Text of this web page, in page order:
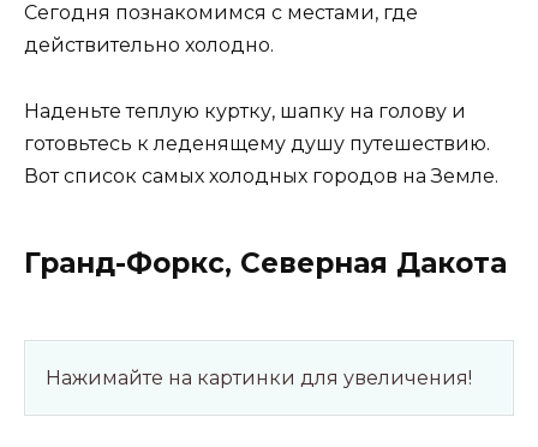
Сегодня познакомимся с местами, где
действительно холодно.
Наденьте теплую куртку, шапку на голову и
готовьтесь к леденящему душу путешествию.
Вот список самых холодных городов на Земле.
Гранд-Форкс, Северная Дакота
Нажимайте на картинки для увеличения!